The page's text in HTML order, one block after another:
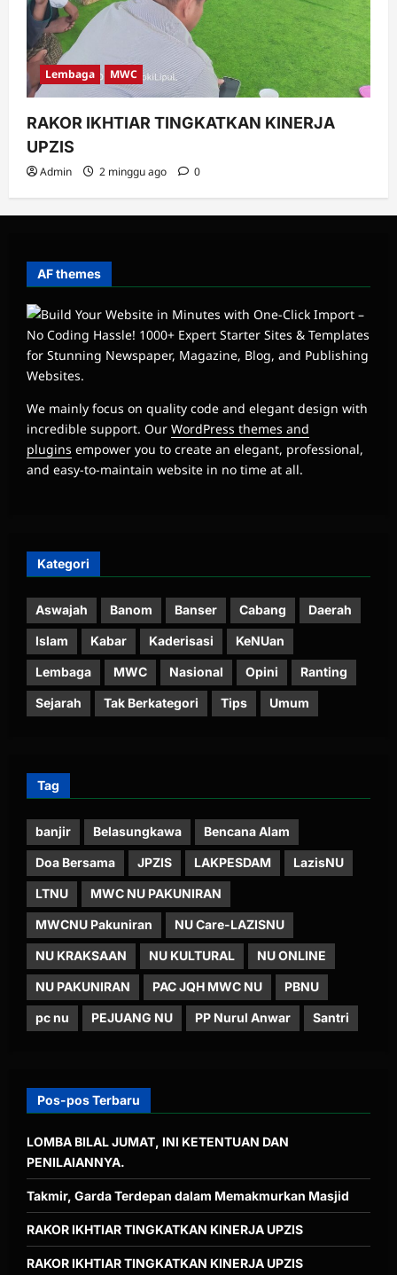
Lembaga MWC
RAKOR IKHTIAR TINGKATKAN KINERJA
UPZIS
Admin 2 minggu ago 0
AF themes
We mainly focus on quality code and elegant design with
incredible support. Our WordPress themes and
plugins empower you to create an elegant, professional,
and easy-to-maintain website in no time at all.
Kategori
Aswajah Banom Banser Cabang Daerah
Islam Kabar Kaderisasi KeNUan
Lembaga MWC Nasional Opini Ranting
Sejarah Tak Berkategori Tips Umum
Tag
banjir Belasungkawa Bencana Alam
Doa Bersama JPZIS LAKPESDAM LazisNU
LTNU MWC NU PAKUNIRAN
MWCNU Pakuniran NU Care-LAZISNU
NU KRAKSAAN NU KULTURAL NU ONLINE
NU PAKUNIRAN PAC JQH MWC NU PBNU
pc nu PEJUANG NU PP Nurul Anwar Santri
Pos-pos Terbaru
LOMBA BILAL JUMAT, INI KETENTUAN DAN
PENILAIANNYA.
Takmir, Garda Terdepan dalam Memakmurkan Masjid
RAKOR IKHTIAR TINGKATKAN KINERJA UPZIS
RAKOR IKHTIAR TINGKATKAN KINERJA UPZIS